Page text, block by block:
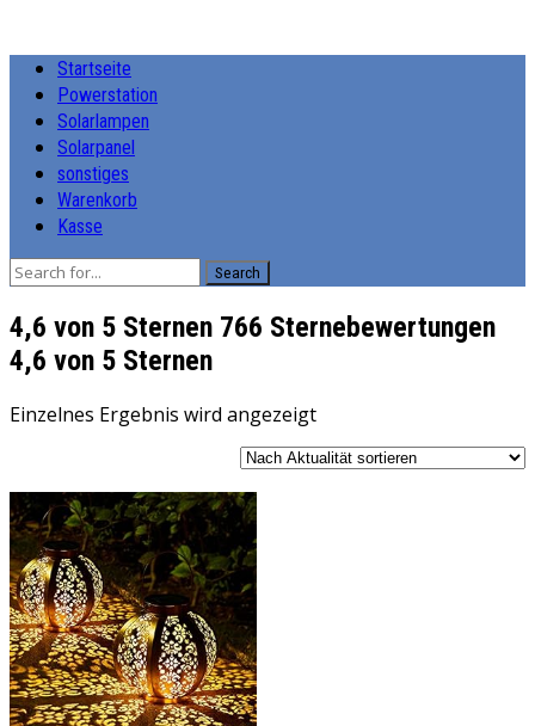
Startseite
Powerstation
Solarlampen
Solarpanel
sonstiges
Warenkorb
Kasse
Search
4,6 von 5 Sternen 766 Sternebewertungen
4,6 von 5 Sternen
Einzelnes Ergebnis wird angezeigt